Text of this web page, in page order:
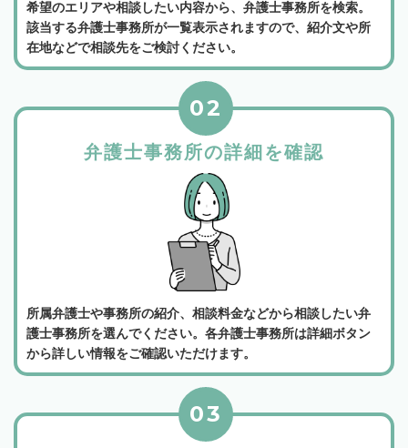
希望のエリアや相談したい内容から、弁護士事務所を検索。
該当する弁護士事務所が一覧表示されますので、紹介文や所
在地などで相談先をご検討ください。
弁護士事務所の詳細を確認
02
所属弁護士や事務所の紹介、相談料金などから相談したい弁
護士事務所を選んでください。各弁護士事務所は詳細ボタン
から詳しい情報をご確認いただけます。
03